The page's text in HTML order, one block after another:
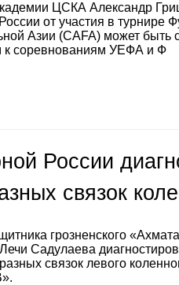
ЦСКА Александр
от участия в турнире
Азии (CAFA) может быть
к соревнованиям УЕФА и Ф
России
связок
грозненского
Садулаева
связок левого